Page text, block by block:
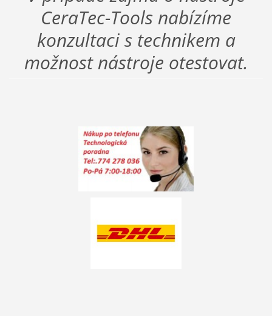
CeraTec-Tools nabízíme
konzultaci s technikem a
možnost nástroje otestovat.